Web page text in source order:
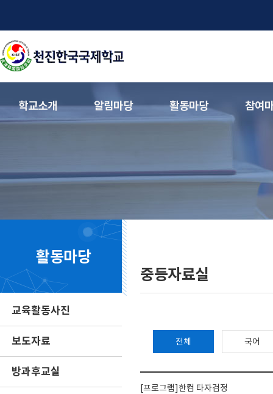
학교소개 알림마당 활동마당 참여
활동마당
교육활동사진
보도자료
방과후교실
중등자료실
전체 국어
[프로그램]한컴 타자검정